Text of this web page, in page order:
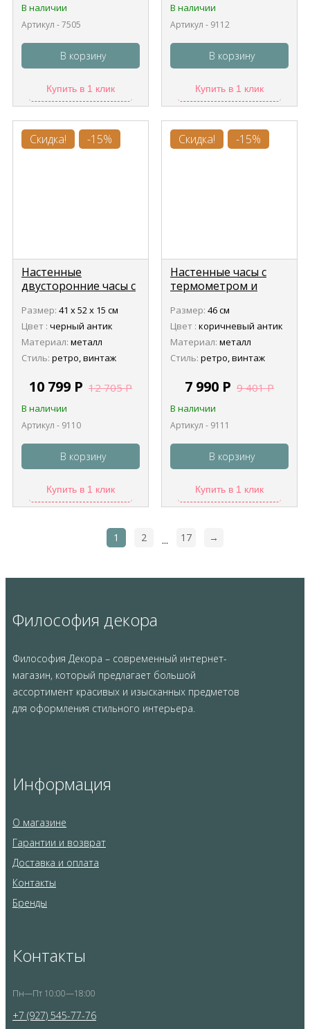
В наличии
Артикул - 7505
В корзину
Купить в 1 клик
В наличии
Артикул - 9112
В корзину
Купить в 1 клик
Скидка! -15%
Настенные
двусторонние часы с
Stern 9110
Размер: 41 х 52 х 15 см
Цвет : черный антик
Материал: металл
Стиль: ретро, винтаж
10 799 Р 12 705Р
В наличии
Артикул - 9110
В корзину
Купить в 1 клик
Скидка! -15%
Настенные часы с
термометром и
Stern 9111
Размер: 46 см
Цвет : коричневый антик
Материал: металл
Стиль: ретро, винтаж
7 990 Р 9 401Р
В наличии
Артикул - 9111
В корзину
Купить в 1 клик
1 2 ... 17 →
Философия декора
Философия Декора – современный интернет-
магазин, который предлагает большой
ассортимент красивых и изысканных предметов
для оформления стильного интерьера.
Информация
О магазине
Гарантии и возврат
Доставка и оплата
Контакты
Бренды
Контакты
Пн—Пт 10:00—18:00
+7 (927) 545-77-76